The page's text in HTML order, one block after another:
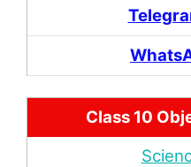
Class 10